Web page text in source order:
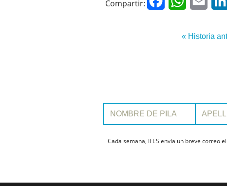
Compartir:
« Historia
Nombre de pila: Apellido:
Cada semana, IFES envía un breve correo